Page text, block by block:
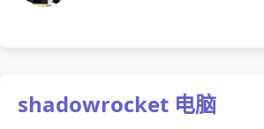
shadowrocket 电脑